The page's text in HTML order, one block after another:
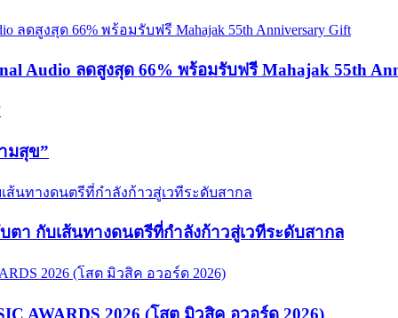
Audio ลดสูงสุด 66% พร้อมรับฟรี Mahajak 55th
มสุข”
ตา กับเส้นทางดนตรีที่กำลังก้าวสู่เวทีระดับสากล
AWARDS 2026 (โสต มิวสิค อวอร์ด 2026)